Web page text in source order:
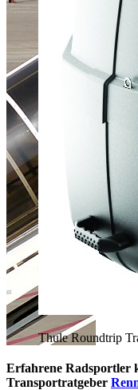
Thule Roundtrip
Erfahrene Radsportler
Transportratgeber